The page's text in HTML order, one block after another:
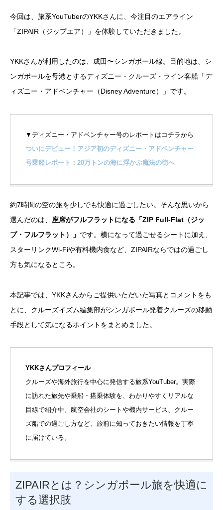
今回は、旅系YouTuberのYKKさんに、今注目のエアライン
「ZIPAIR（ジップエア）」を体験していただきました。
YKKさんが利用したのは、成田〜シンガポール線。目的地は、シ
ンガポールを母港とするディズニー・クルーズ・ライン客船「デ
ィズニー・アドベンチャー（Disney Adventure）」です。
▼ディズニー・アドベンチャー号のレポートはコチラから
ついにデビュー！アジア初のディズニー・アドベンチャー
号乗船レポート：20万トンの海に浮かぶ魔法の街へ
約7時間の空の旅を少しでも快適に過ごしたい。そんな思いから
選んだのは、 座席がフルフラットになる「ZIP Full-Flat（ジッ
プ・フルフラット）」 です。横になって過ごせるシートに加え、
スターリンクWi-Fiや有料機内食など、ZIPAIRならではの過ごし
方も気になるところ。
本記事では、YKKさんからご提供いただいた写真とコメントをも
とに、クルーズイズム編集部がシンガポール発着クルーズの移動
手段として気になるポイントをまとめました。
YKKさんプロフィール
クルーズや海外旅行を中心に発信する旅系YouTuber。実際
に訪れた旅先や乗船・搭乗体験を、わかりやすくリアルな
目線で紹介中。航空会社のシートや機内サービス、クルー
ズ船での過ごし方など、旅前に知っておきたい情報を丁寧
に届けている。
ZIPAIRとは？シンガポール旅を快適に
する選択肢